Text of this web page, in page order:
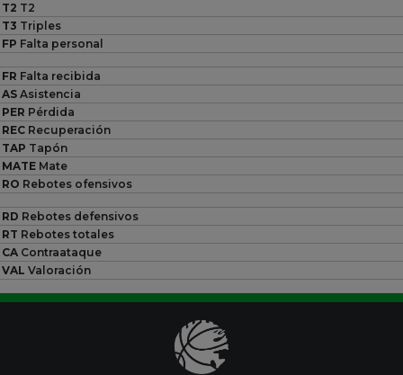
T2 T2
T3 Triples
FP Falta personal
FR Falta recibida
AS Asistencia
PER Pérdida
REC Recuperación
TAP Tapón
MATE Mate
RO Rebotes ofensivos
RD Rebotes defensivos
RT Rebotes totales
CA Contraataque
VAL Valoración